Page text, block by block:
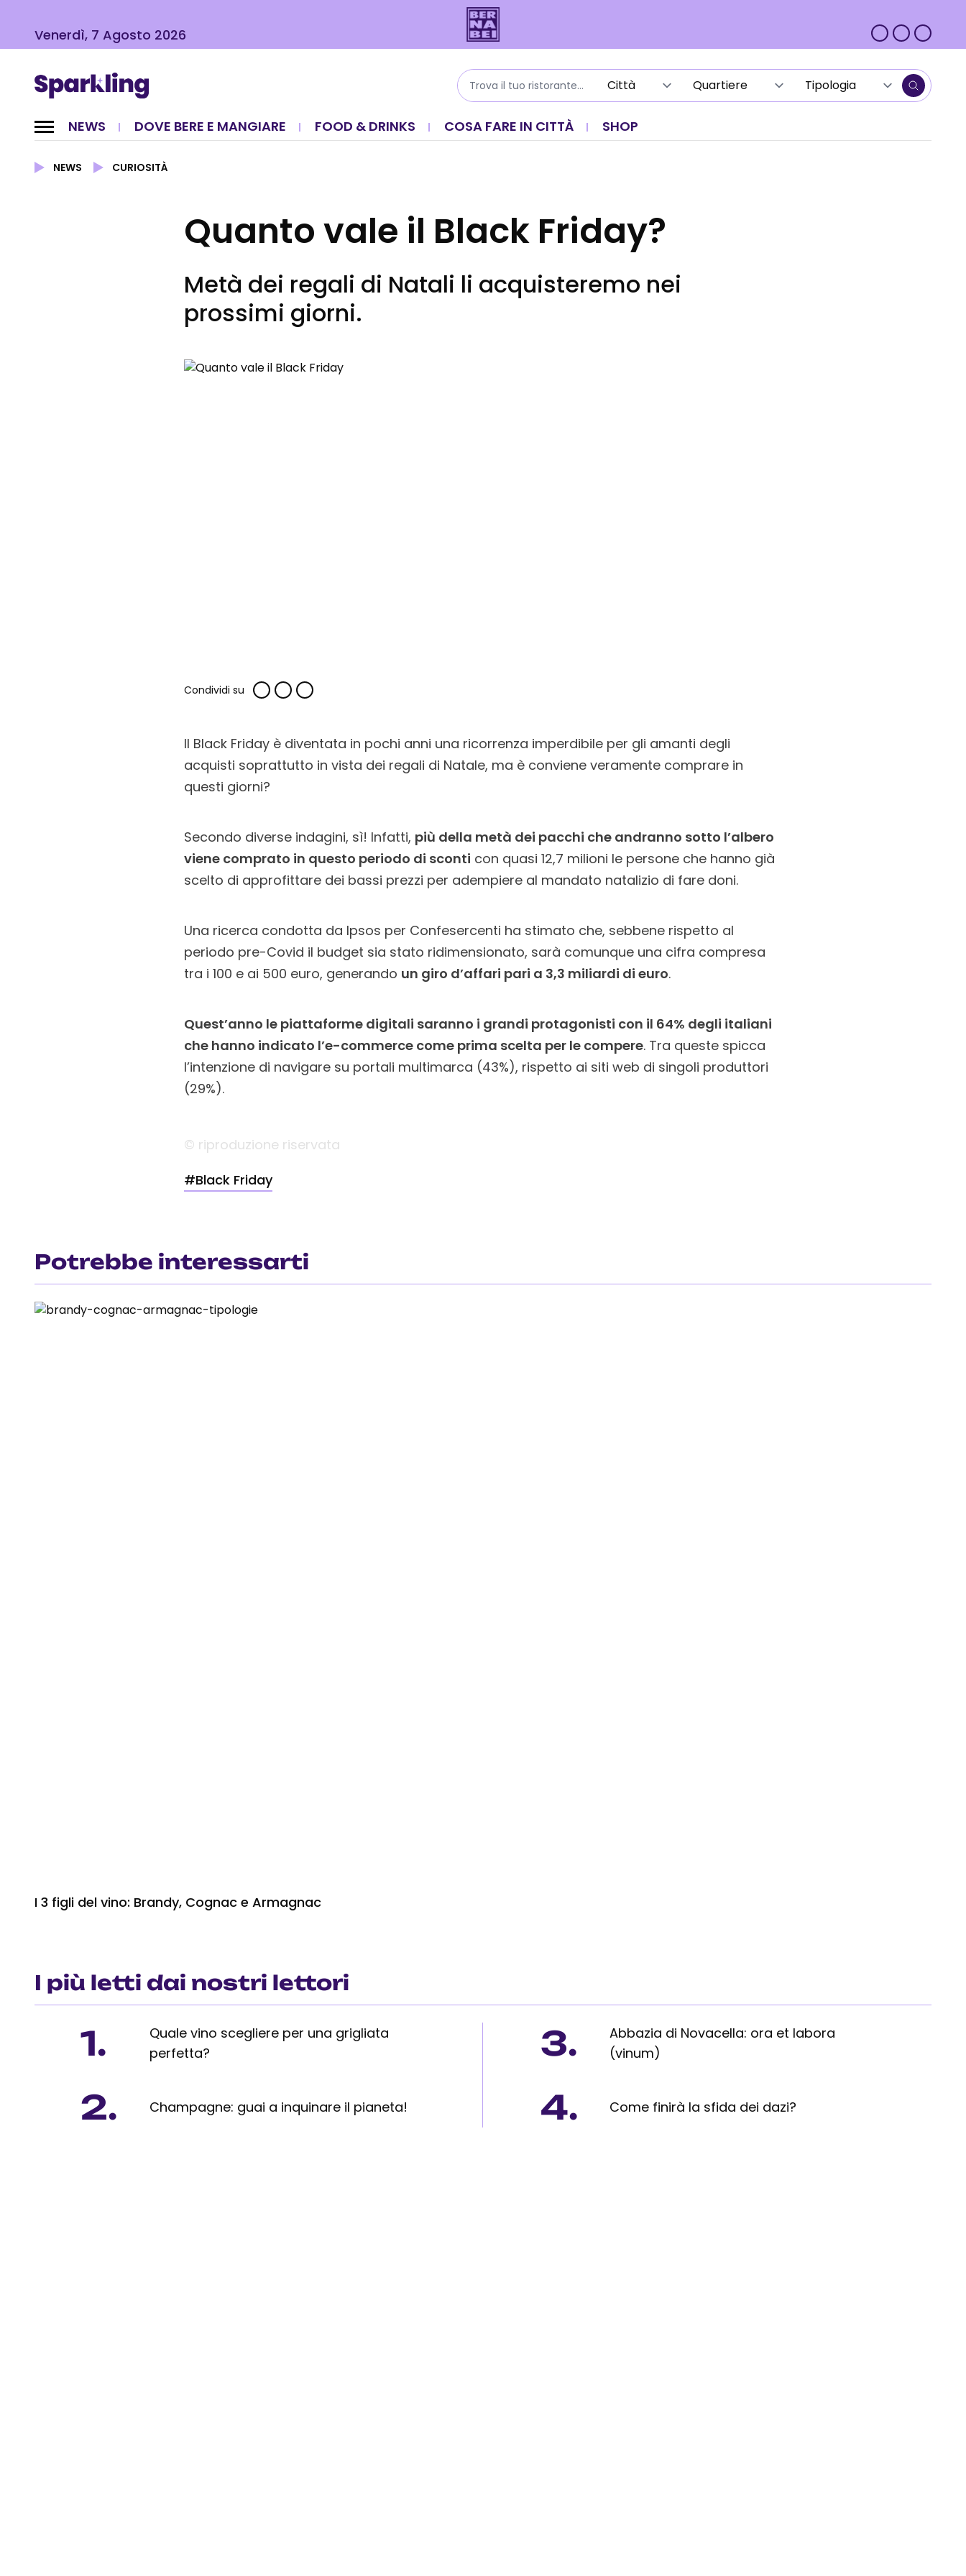
Venerdì, 7 Agosto 2026
NEWS DOVE BERE E MANGIARE FOOD & DRINKS COSA FARE IN CITTÀ SHOP
NEWS CURIOSITÀ
Quanto vale il Black Friday?
Metà dei regali di Natali li acquisteremo nei
prossimi giorni.
Condividi su
Il Black Friday è diventata in pochi anni una ricorrenza imperdibile per gli amanti degli
acquisti soprattutto in vista dei regali di Natale, ma è conviene veramente comprare in
questi giorni?
Secondo diverse indagini, sì! Infatti, più della metà dei pacchi che andranno sotto l’albero
viene comprato in questo periodo di sconti con quasi 12,7 milioni le persone che hanno già
scelto di approfittare dei bassi prezzi per adempiere al mandato natalizio di fare doni.
Una ricerca condotta da Ipsos per Confesercenti ha stimato che, sebbene rispetto al
periodo pre-Covid il budget sia stato ridimensionato, sarà comunque una cifra compresa
tra i 100 e ai 500 euro, generando un giro d’affari pari a 3,3 miliardi di euro.
Quest’anno le piattaforme digitali saranno i grandi protagonisti con il 64% degli italiani
che hanno indicato l’e-commerce come prima scelta per le compere. Tra queste spicca
l’intenzione di navigare su portali multimarca (43%), rispetto ai siti web di singoli produttori
(29%).
© riproduzione riservata
#Black Friday
Potrebbe interessarti
I 3 figli del vino: Brandy, Cognac e Armagnac
I più letti dai nostri lettori
1.
Quale vino scegliere per una grigliata
perfetta?
2. Champagne: guai a inquinare il pianeta!
3.
Abbazia di Novacella: ora et labora
(vinum)
4. Come finirà la sfida dei dazi?